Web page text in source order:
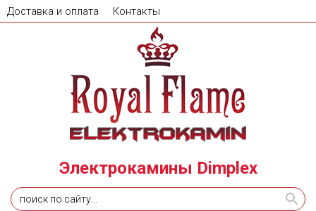
Доставка и оплата Контакты
Электрокамины Dimplex